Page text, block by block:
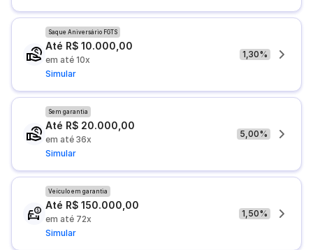
Saque Aniversário FGTS
Até R$ 10.000,00
em até 10x
Simular
1,30%
Sem garantia
Até R$ 20.000,00
em até 36x
Simular
5,00%
Veículo em garantia
Até R$ 150.000,00
em até 72x
Simular
1,50%